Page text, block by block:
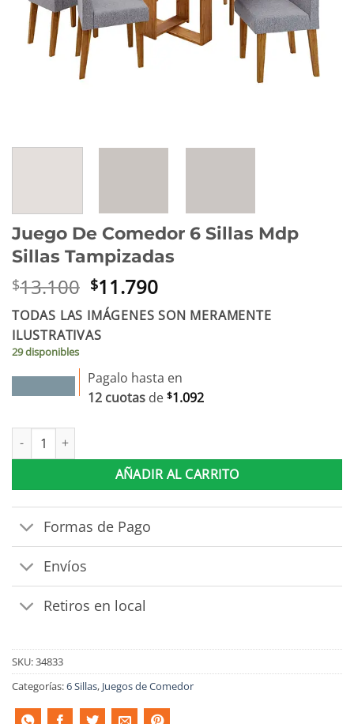
Juego De Comedor 6 Sillas Mdp
Sillas Tampizadas
$13.100 El
precio
original
era:
$11.790El
precio
actual
TODAS LAS IMÁGENES SON MERAMENTE
ILUSTRATIVAS
29 disponibles
Pagalo hasta en
12 cuotas de $1.092
Juego De Comedor 6 Sillas Mdp Sillas Tampizadas cantidad
AÑADIR AL CARRITO
Formas de Pago
Envíos
Retiros en local
SKU:34833
Categorías:6 Sillas, Juegos de Comedor